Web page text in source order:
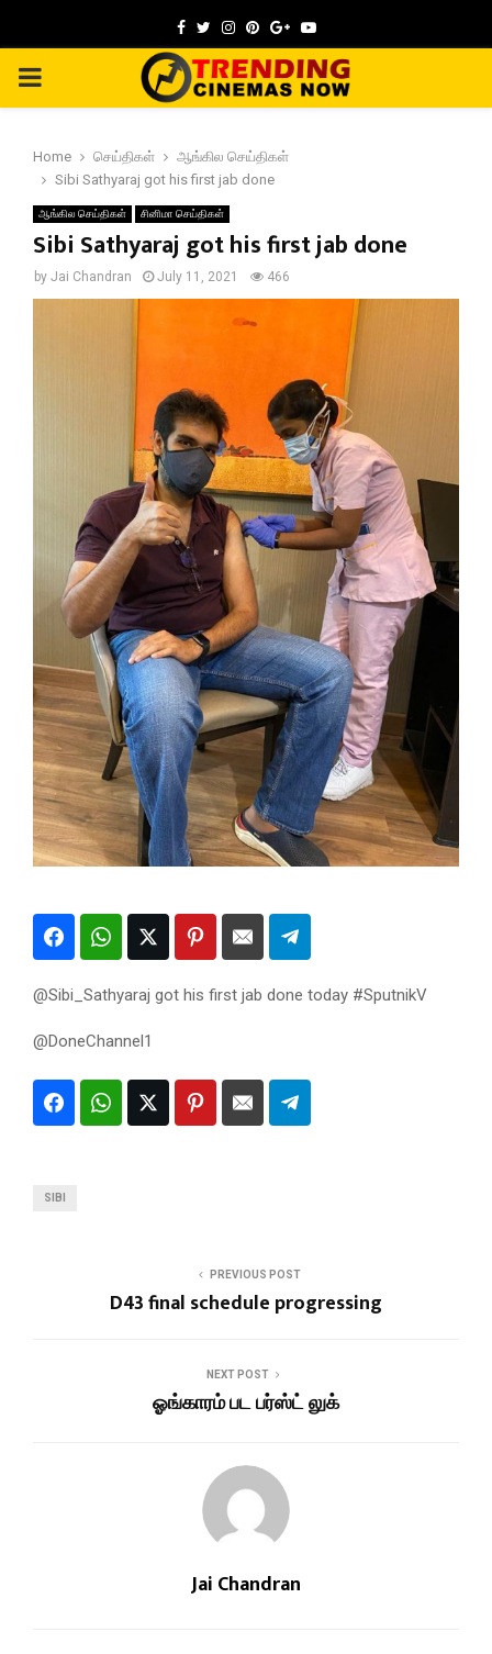
Facebook
TwitterInstagram
Pinterest
GoogleYoutube
PRIMARY
Home செய்திகள்
ஆங்கில செய்திகள்
Sibi Sathyaraj got his first jab done
ஆங்கில செய்திகள் சினிமா செய்திகள்
Sibi Sathyaraj got his first jab done
by Jai Chandran July 11, 2021 466
@Sibi_Sathyaraj got his first jab done today #SputnikV
@DoneChannel1
SIBI
PREVIOUS POST
D43 final schedule progressing
NEXT POST
ஓங்காரம் பட பர்ஸ்ட் லுக்
Jai Chandran